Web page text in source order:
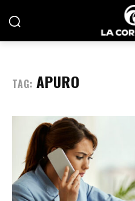
TAG: APURO